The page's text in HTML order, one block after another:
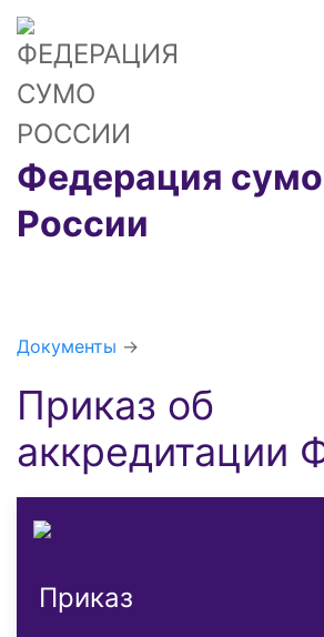
Федерация сумо
России
Документы →
Приказ об
аккредитации
Приказ